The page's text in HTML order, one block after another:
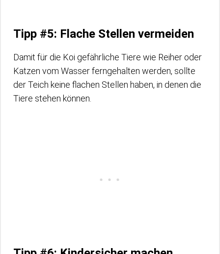
Tipp #5: Flache Stellen vermeiden
Damit für die Koi gefährliche Tiere wie Reiher oder
Katzen vom Wasser ferngehalten werden, sollte
der Teich keine flachen Stellen haben, in denen die
Tiere stehen können.